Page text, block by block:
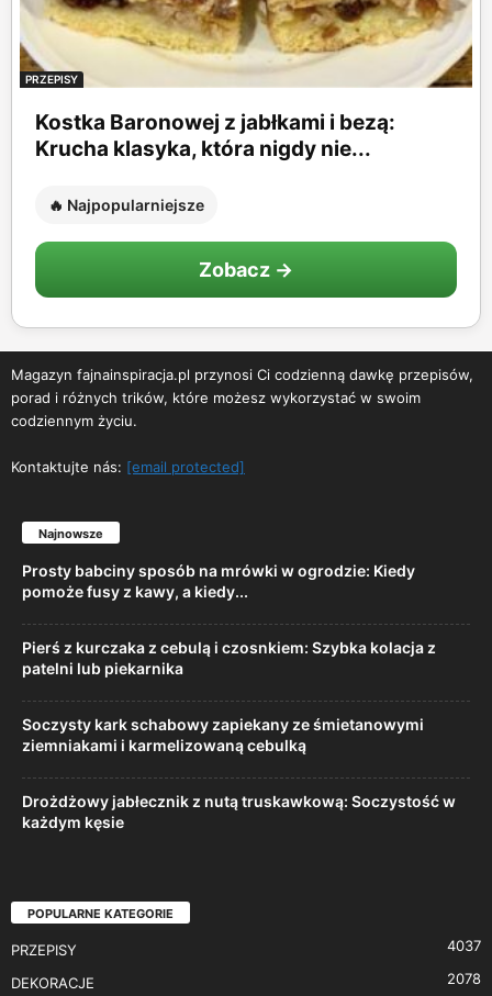
PRZEPISY
Kostka Baronowej z jabłkami i bezą:
Krucha klasyka, która nigdy nie...
🔥 Najpopularniejsze
Zobacz →
Magazyn fajnainspiracja.pl przynosi Ci codzienną dawkę przepisów,
porad i różnych trików, które możesz wykorzystać w swoim
codziennym życiu.
Kontaktujte nás: [email protected]
Najnowsze
Prosty babciny sposób na mrówki w ogrodzie: Kiedy
pomoże fusy z kawy, a kiedy...
Pierś z kurczaka z cebulą i czosnkiem: Szybka kolacja z
patelni lub piekarnika
Soczysty kark schabowy zapiekany ze śmietanowymi
ziemniakami i karmelizowaną cebulką
Drożdżowy jabłecznik z nutą truskawkową: Soczystość w
każdym kęsie
POPULARNE KATEGORIE
PRZEPISY 4037
DEKORACJE 2078